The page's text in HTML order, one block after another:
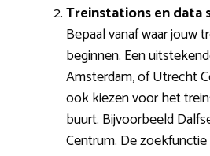
Treinstations en data
Bepaal vanaf waar jouw
beginnen. Een
Amsterdam, of Utrecht
ook kiezen voor het
buurt. Bijvoorbeeld
Centrum. De